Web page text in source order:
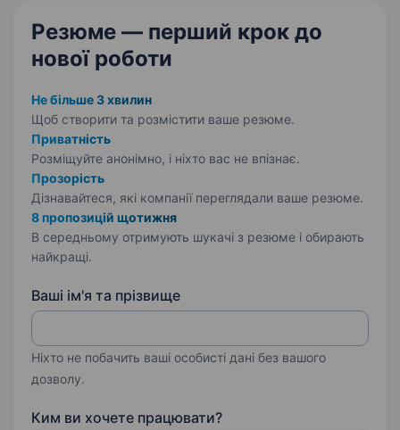
Резюме — перший крок до
нової роботи
Не більше 3 хвилин
Щоб створити та розмістити ваше резюме.
Приватність
Розміщуйте анонімно, і ніхто вас не впізнає.
Прозорість
Дізнавайтеся, які компанії переглядали ваше резюме.
8 пропозицій щотижня
В середньому отримують шукачі з резюме і обирають
найкращі.
Ваші ім'я та прізвище
Ніхто не побачить ваші особисті дані без вашого
дозволу.
Ким ви хочете працювати?